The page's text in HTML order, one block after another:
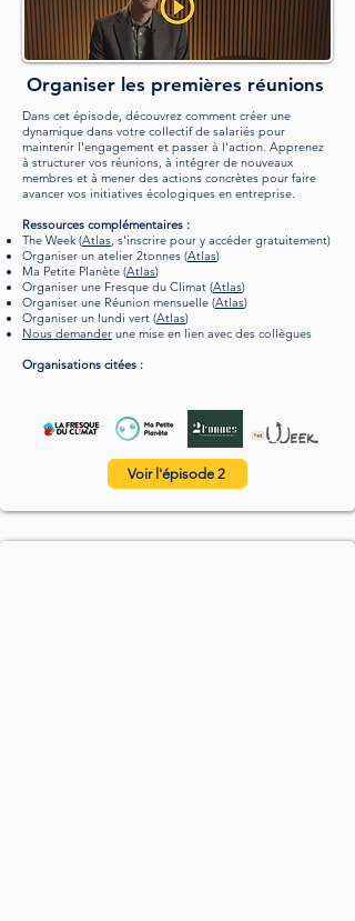
Organiser les premières réunions
Dans cet épisode, découvrez comment créer une
dynamique dans votre collectif de salariés pour
maintenir l'engagement et passer à l'action. Apprenez
à structurer vos réunions, à intégrer de nouveaux
membres et à mener des actions concrètes pour faire
avancer vos initiatives écologiques en entreprise.
Ressources complémentaires :
The Week (Atlas, s'inscrire pour y accéder gratuitement)
Organiser un atelier 2tonnes (Atlas)
Ma Petite Planète (Atlas)
Organiser une Fresque du Climat (Atlas)
Organiser une Réunion mensuelle (Atlas)
Organiser un lundi vert (Atlas)
Nous demander une mise en lien avec des collègues
Organisations citées :
Voir l'épisode 2